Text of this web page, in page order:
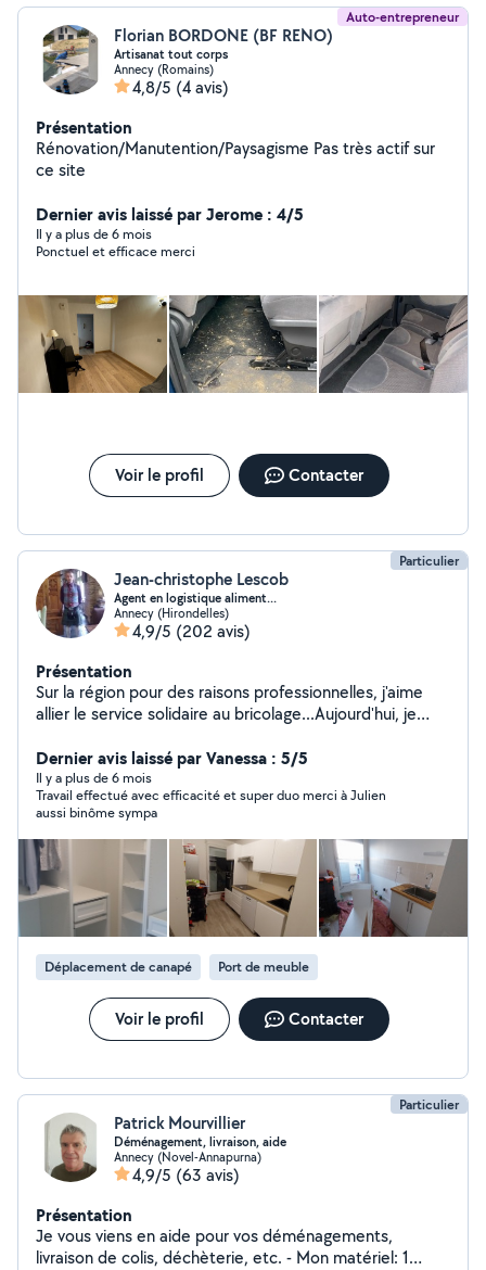
Auto-entrepreneur
Florian BORDONE (BF RENO)
Artisanat tout corps
Annecy (Romains)
4,8/5 (4 avis)
Présentation
Rénovation/Manutention/Paysagisme Pas très actif sur
ce site
Dernier avis laissé par Jerome : 4/5
Il y a plus de 6 mois
Ponctuel et efficace merci
Voir le profil Contacter
Particulier
Jean-christophe Lescob
Agent en logistique aliment...
Annecy (Hirondelles)
4,9/5 (202 avis)
Présentation
Sur la région pour des raisons professionnelles, j'aime
allier le service solidaire au bricolage...Aujourd'hui, je
contacts passés ici). Je suis très sollicité en dehors de
ce site! Petite précision, j'adore ce que je fais...Et
l'amour du rapport social.
Dernier avis laissé par Vanessa : 5/5
Il y a plus de 6 mois
Travail effectué avec efficacité et super duo merci à Julien
aussi binôme sympa
Déplacement de canapé Port de meuble
Voir le profil Contacter
Particulier
Patrick Mourvillier
Déménagement, livraison, aide
Annecy (Novel-Annapurna)
4,9/5 (63 avis)
Présentation
Je vous viens en aide pour vos déménagements,
livraison de colis, déchèterie, etc. - Mon matériel: 1